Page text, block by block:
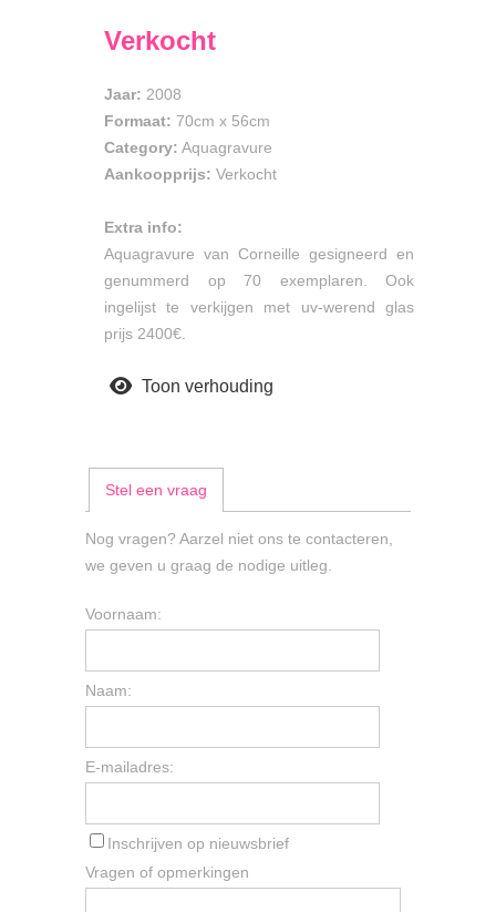
Verkocht
Jaar: 2008
Formaat: 70cm x 56cm
Category: Aquagravure
Aankoopprijs: Verkocht
Extra info:
Aquagravure van Corneille gesigneerd en
genummerd op 70 exemplaren. Ook
ingelijst te verkijgen met uv-werend glas
prijs 2400€.
Toon verhouding
Stel een vraag
Nog vragen? Aarzel niet ons te contacteren,
we geven u graag de nodige uitleg.
Voornaam:
Naam:
E-mailadres:
Inschrijven op nieuwsbrief
Vragen of opmerkingen